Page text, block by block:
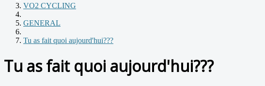
VO2 CYCLING
GENERAL
Tu as fait quoi aujourd'hui???
Tu as fait quoi aujourd'hui???